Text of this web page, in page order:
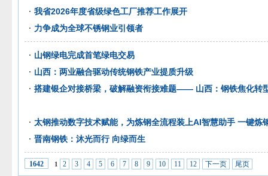
我省2026年度省级绿色工厂推荐工作展开
力争成为全球不锈钢业引领者
山钢绿电完成首笔绿电交易
山西：两业融合驱动传统钢铁产业提质升级
搭建银企对接桥梁，破解融资衔接难题—— 山西：钢铁焦化转
太钢推动数字技术赋能，为炼钢全流程装上AI智慧助手 一键炼
晋南钢铁：沐光而行 向绿而生
1642 1 2 3 4 5 6 7 8 9 10 11 12 下一页 尾页